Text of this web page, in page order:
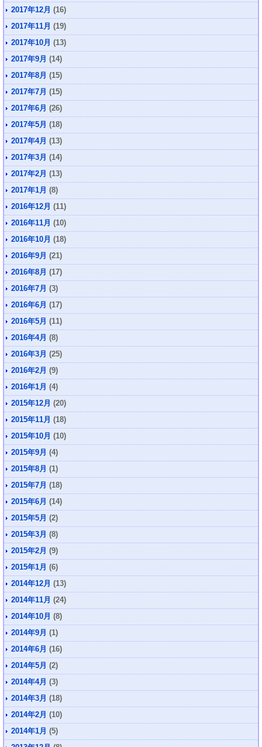
2017年12月 (16)
2017年11月 (19)
2017年10月 (13)
2017年9月 (14)
2017年8月 (15)
2017年7月 (15)
2017年6月 (26)
2017年5月 (18)
2017年4月 (13)
2017年3月 (14)
2017年2月 (13)
2017年1月 (8)
2016年12月 (11)
2016年11月 (10)
2016年10月 (18)
2016年9月 (21)
2016年8月 (17)
2016年7月 (3)
2016年6月 (17)
2016年5月 (11)
2016年4月 (8)
2016年3月 (25)
2016年2月 (9)
2016年1月 (4)
2015年12月 (20)
2015年11月 (18)
2015年10月 (10)
2015年9月 (4)
2015年8月 (1)
2015年7月 (18)
2015年6月 (14)
2015年5月 (2)
2015年3月 (8)
2015年2月 (9)
2015年1月 (6)
2014年12月 (13)
2014年11月 (24)
2014年10月 (8)
2014年9月 (1)
2014年6月 (16)
2014年5月 (2)
2014年4月 (3)
2014年3月 (18)
2014年2月 (10)
2014年1月 (5)